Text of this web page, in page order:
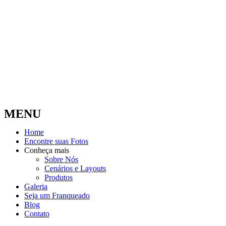
MENU
Home
Encontre suas Fotos
Conheça mais
Sobre Nós
Cenários e Layouts
Produtos
Galeria
Seja um Franqueado
Blog
Contato